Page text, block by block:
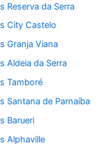
Reserva da Serra
City Castelo
Granja Viana
Aldeia da Serra
Tamboré
Santana de Parnaíba
Barueri
Alphaville